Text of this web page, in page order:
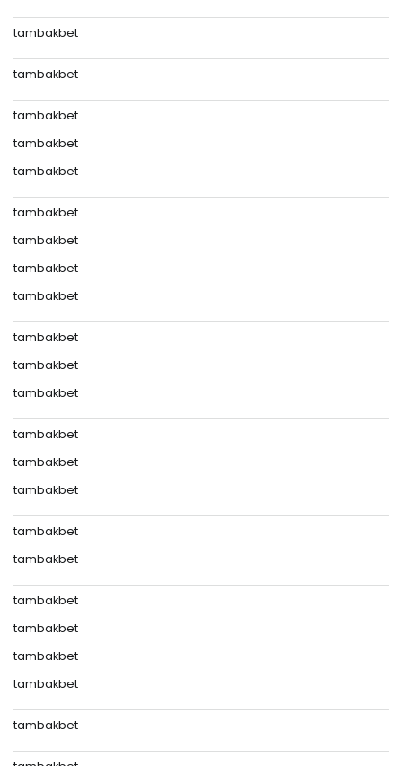
tambakbet
tambakbet
tambakbet
tambakbet
tambakbet
tambakbet
tambakbet
tambakbet
tambakbet
tambakbet
tambakbet
tambakbet
tambakbet
tambakbet
tambakbet
tambakbet
tambakbet
tambakbet
tambakbet
tambakbet
tambakbet
tambakbet